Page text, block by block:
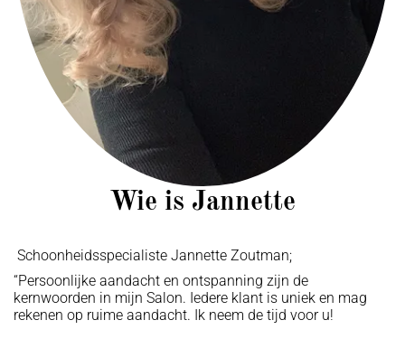
Wie is Jannette
Schoonheidsspecialiste Jannette Zoutman;
“Persoonlijke aandacht en ontspanning zijn de
kernwoorden in mijn Salon. Iedere klant is uniek en mag
rekenen op ruime aandacht. Ik neem de tijd voor u!